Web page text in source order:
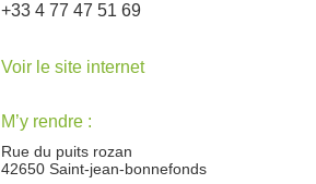
+33 4 77 47 51 69
Voir le site internet
M’y rendre :
Rue du puits rozan
42650 Saint-jean-bonnefonds